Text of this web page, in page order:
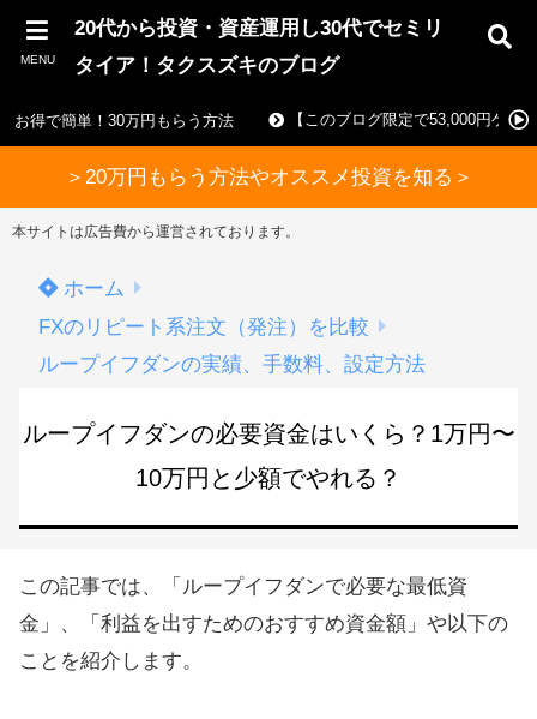
MENU
20代から投資・資産運用し30代でセミリ
タイア！タクスズキのブログ
お得で簡単！30万円もらう方法 【このブログ限定で53,000円ゲッ
＞20万円もらう方法やオススメ投資を知る＞
本サイトは広告費から運営されております。
ホーム
FXのリピート系注文（発注）を比較
ループイフダンの実績、手数料、設定方法
ループイフダンの必要資金はいくら？1万円〜
10万円と少額でやれる？
この記事では、「ループイフダンで必要な最低資
金」、「利益を出すためのおすすめ資金額」や以下の
ことを紹介します。